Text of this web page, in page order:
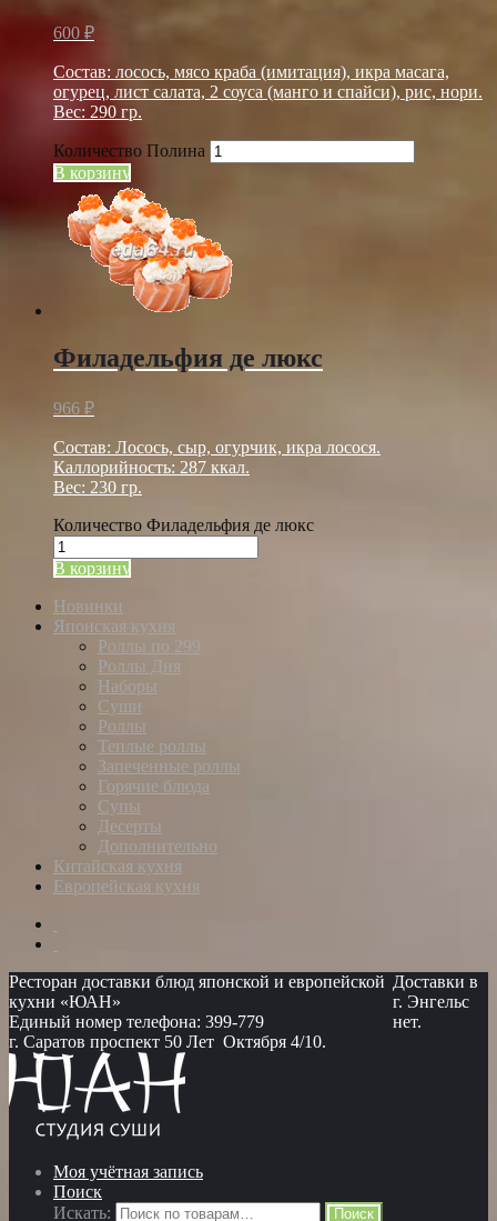
600 ₽
Состав: лосось, мясо краба (имитация), икра масага,
огурец, лист салата, 2 соуса (манго и спайси), рис, нори.
Вес: 290 гр.
Количество Полина
В корзину
Филадельфия де люкс
966 ₽
Состав: Лосось, сыр, огурчик, икра лосося.
Каллорийность: 287 ккал.
Вес: 230 гр.
Количество Филадельфия де люкс
В корзину
Новинки
Японская кухня
Роллы по 299
Роллы Дня
Наборы
Суши
Роллы
Теплые роллы
Запеченные роллы
Горячие блюда
Супы
Десерты
Дополнительно
Китайская кухня
Европейская кухня
Ресторан доставки блюд японской и европейской
кухни «ЮАН»
Единый номер телефона: 399-779
г. Саратов проспект 50 Лет Октября 4/10.
Доставки в
г. Энгельс
нет.
Моя учётная запись
Поиск
Искать:
Поиск